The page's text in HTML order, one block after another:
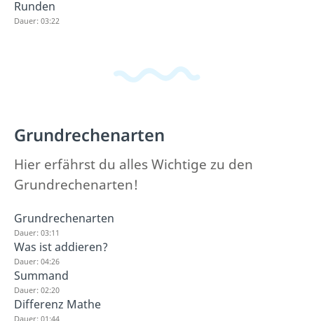
Runden
Dauer: 03:22
Grundrechenarten
Hier erfährst du alles Wichtige zu den
Grundrechenarten!
Grundrechenarten
Dauer: 03:11
Was ist addieren?
Dauer: 04:26
Summand
Dauer: 02:20
Differenz Mathe
Dauer: 01:44